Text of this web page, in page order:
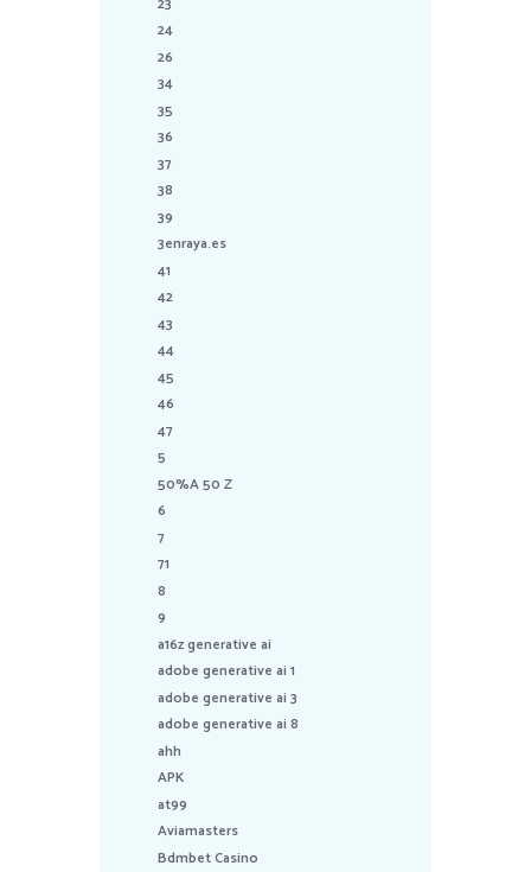
24
26
34
35
36
37
38
39
3enraya.es
41
42
43
44
45
46
47
5
50%A 50 Z
6
7
71
8
9
a16z generative ai
adobe generative ai 1
adobe generative ai 3
adobe generative ai 8
ahh
APK
at99
Aviamasters
Bdmbet Casino